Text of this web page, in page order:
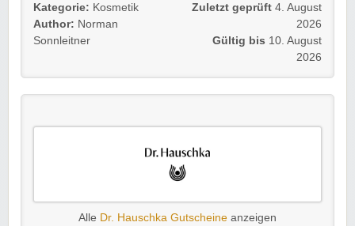
Kategorie: Kosmetik
Author: Norman
Sonnleitner
Zuletzt geprüft 4. August
2026
Gültig bis 10. August
2026
Alle Dr. Hauschka Gutscheine anzeigen